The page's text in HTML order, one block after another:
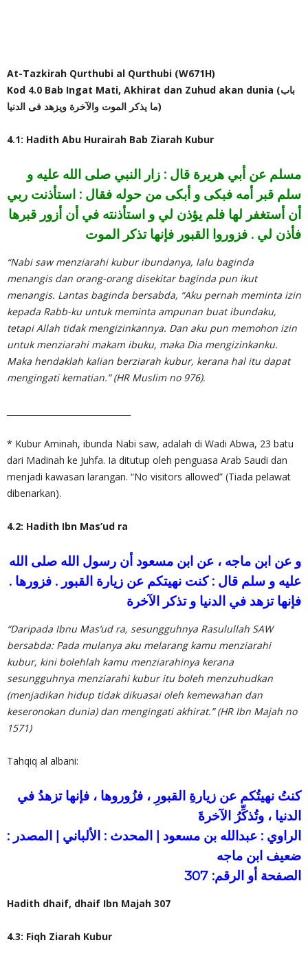
At-Tazkirah Qurthubi al Qurthubi (W671H)
Kod 4.0 Bab Ingat Mati, Akhirat dan Zuhud akan dunia (باب
ما يذكر الموت والآخرة ويزهد فى الدنيا)
4.1: Hadith Abu Hurairah Bab Ziarah Kubur
مسلم عن أبي هريرة قال : زار النبي صلى الله عليه و
سلم قبر أمه فبكى و أبكى من حوله فقال : استأذنت ربي
أن أستغفر لها فلم يؤذن لي و استأذنته في أن أزور قبرها
فأذن لي . فزوروا القبور فإنها تذكر الموت
“Nabi saw menziarahi kubur ibundanya, lalu baginda
menangis dan orang-orang disekitar baginda pun ikut
menangis. Lantas baginda bersabda, “Aku pernah meminta izin
kepada Rabb-ku untuk meminta ampunan buat ibundaku,
tetapi Allah tidak mengizinkannya. Dan aku pun memohon izin
untuk menziarahi makam ibuku, maka Dia mengizinkanku.
Maka hendaklah kalian berziarah kubur, kerana hal itu dapat
mengingati kematian.” (HR Muslim no 976).
* Kubur Aminah, ibunda Nabi saw, adalah di Wadi Abwa, 23 batu
dari Madinah ke Juhfa. Ia ditutup oleh penguasa Arab Saudi dan
menjadi kawasan larangan. “No visitors allowed” (Tiada pelawat
dibenarkan).
4.2: Hadith Ibn Mas’ud ra
و عن ابن ماجه ، عن ابن مسعود أن رسول الله صلى الله
عليه و سلم قال : كنت نهيتكم عن زيارة القبور . فزورها .
فإنها تزهد في الدنيا و تذكر الآخرة
“Daripada Ibnu Mas’ud ra, sesungguhnya Rasulullah SAW
bersabda: Pada mulanya aku melarang kamu menziarahi
kubur, kini bolehlah kamu menziarahinya kerana
sesungguhnya menziarahi kubur itu boleh menzuhudkan
(menjadikan hidup tidak dikuasai oleh kemewahan dan
keseronokan dunia) dan mengingati akhirat.” (HR Ibn Majah no
1571)
Tahqiq al albani:
كنتُ نهيتُكم عن زيارةِ القبورِ ، فزُوروها ، فإنها تزهدُ في
الدنيا ، وتُذكِّرُ الآخرةَ
الراوي : عبدالله بن مسعود | المحدث : الألباني | المصدر :
ضعيف ابن ماجه
الصفحة أو الرقم: 307
Hadith dhaif, dhaif Ibn Majah 307
4.3: Fiqh Ziarah Kubur